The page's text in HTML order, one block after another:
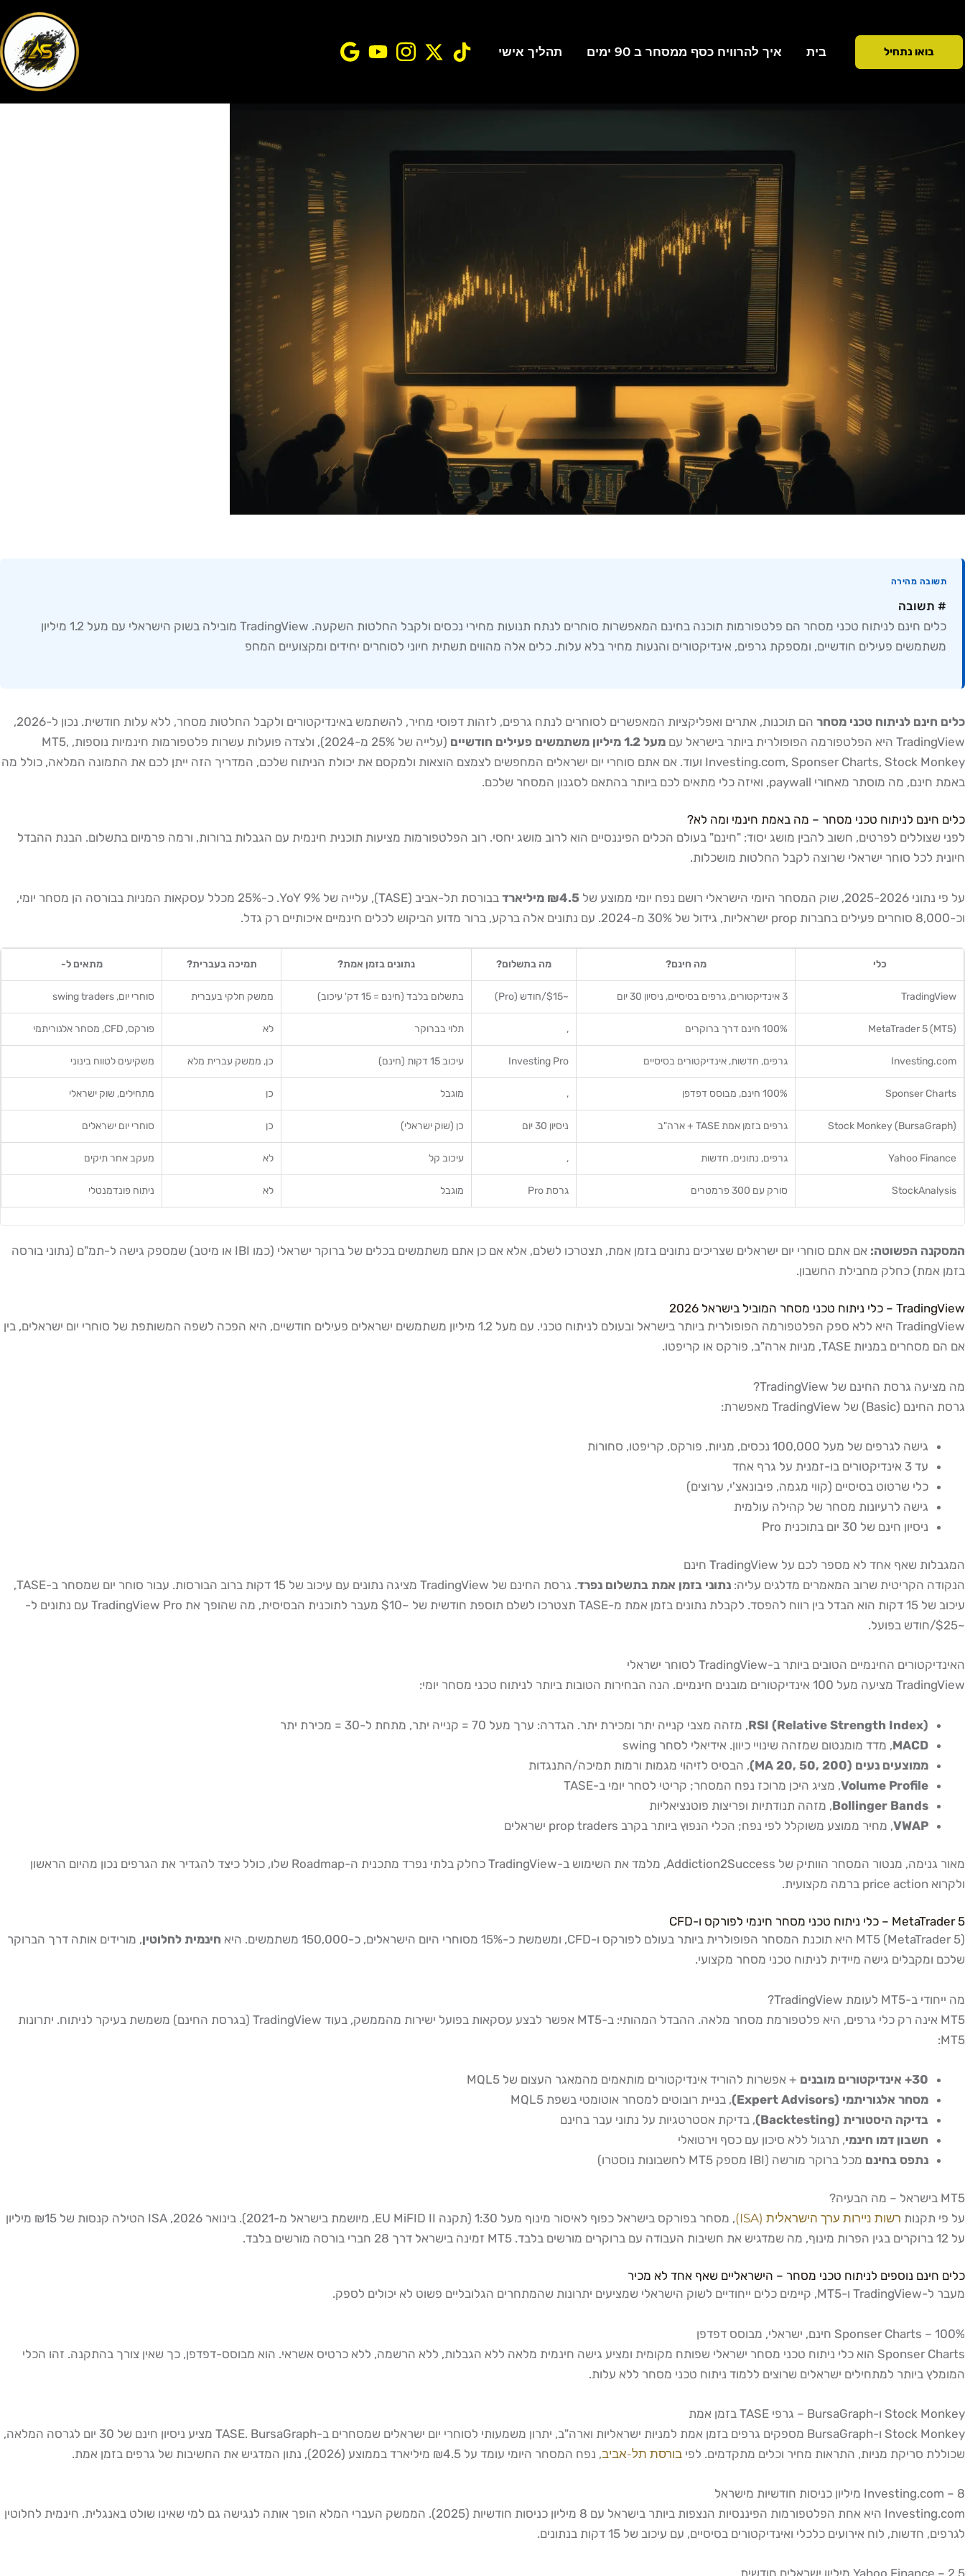
בואו נתחיל בית איך להרוויח כסף ממסחר ב 90 ימים
תהליך אישי
כתיבת תגובה /כלים ופלטפורמות
תשובה מהירה
# תשובה
כלים חינם לניתוח טכני מסחר הם פלטפורמות תוכנה בחינם המאפשרות סוחרים לנתח תנועות מחירי נכסים ולקבל החלטות השקעה. TradingView מובילה בשוק הישראלי עם מעל 1.2 מיליון
משתמשים פעילים חודשיים, ומספקת גרפים, אינדיקטורים והנעות מחיר בלא עלות. כלים אלה מהווים תשתית חיוני לסוחרים יחידים ומקצועיים המחפ
כלים חינם לניתוח טכני מסחר
הם תוכנות, אתרים ואפליקציות המאפשרים לסוחרים לנתח גרפים, לזהות דפוסי מחיר, להשתמש באינדיקטורים ולקבל החלטות מסחר, ללא עלות חודשית. נכון ל-2026,
TradingView היא הפלטפורמה הפופולרית ביותר בישראל עם
מעל 1.2 מיליון משתמשים פעילים חודשיים
(עלייה של 25% מ-2024), ולצדה פועלות עשרות פלטפורמות חינמיות נוספות, MT5,
Investing.com, Sponser Charts, Stock Monkey ועוד. אם אתם סוחרי יום ישראלים המחפשים לצמצם הוצאות ולמקסם את יכולת הניתוח שלכם, המדריך הזה ייתן לכם את התמונה המלאה, כולל מה
באמת חינם, מה מוסתר מאחורי paywall, ואיזה כלי מתאים לכם ביותר בהתאם לסגנון המסחר שלכם.
כלים חינם לניתוח טכני מסחר – מה באמת חינמי ומה לא?
לפני שצוללים לפרטים, חשוב להבין מושג יסוד: "חינם" בעולם הכלים הפיננסיים הוא לרוב מושג יחסי. רוב הפלטפורמות מציעות תוכנית חינמית עם הגבלות ברורות, ורמה פרמיום בתשלום. הבנת ההבדל
חיונית לכל סוחר ישראלי שרוצה לקבל החלטות מושכלות.
על פי נתוני 2025-2026, שוק המסחר היומי הישראלי רושם נפח יומי ממוצע של ₪4.5 מיליארד
בבורסת תל-אביב (TASE), עלייה של 9% YoY. כ-25% מכלל עסקאות המניות בבורסה הן מסחר יומי,
וכ-8,000 סוחרים פעילים בחברות prop ישראליות, גידול של 30% מ-2024. עם נתונים אלה ברקע, ברור מדוע הביקוש לכלים חינמיים איכותיים רק גדל.
כלי מה חינם? מה בתשלום? נתונים בזמן אמת? תמיכה בעברית? מתאים ל-
TradingView 3 אינדיקטורים, גרפים בסיסיים, ניסיון 30 יום ~$15/חודש (Pro) בתשלום בלבד (חינם = 15 דק' עיכוב) ממשק חלקי בעברית סוחרי יום, swing traders
MetaTrader 5 (MT5) 100% חינם דרך ברוקרים , תלוי בברוקר לא פורקס, CFD, מסחר אלגוריתמי
Investing.com גרפים, חדשות, אינדיקטורים בסיסיים Investing Pro עיכוב 15 דקות (חינם) כן, ממשק עברית מלא משקיעים לטווח בינוני
Sponser Charts 100% חינם, מבוסס דפדפן , מוגבל כן מתחילים, שוק ישראלי
Stock Monkey (BursaGraph) גרפים בזמן אמת TASE + ארה"ב ניסיון 30 יום כן (שוק ישראלי) כן סוחרי יום ישראלים
Yahoo Finance גרפים, נתונים, חדשות , עיכוב קל לא מעקב אחר תיקים
StockAnalysis סורק עם 300 פרמטרים גרסת Pro מוגבל לא ניתוח פונדמנטלי
המסקנה הפשוטה:
אם אתם סוחרי יום ישראלים שצריכים נתונים בזמן אמת, תצטרכו לשלם, אלא אם כן אתם משתמשים בכלים של ברוקר ישראלי (כמו IBI או מיטב) שמספק גישה ל-תמ"ם (נתוני בורסה
בזמן אמת) כחלק מחבילת החשבון.
TradingView – כלי ניתוח טכני מסחר המוביל בישראל 2026
TradingView היא ללא ספק הפלטפורמה הפופולרית ביותר בישראל ובעולם לניתוח טכני. עם מעל 1.2 מיליון משתמשים ישראלים פעילים חודשיים, היא הפכה לשפה המשותפת של סוחרי יום ישראלים, בין
אם הם מסחרים במניות TASE, מניות ארה"ב, פורקס או קריפטו.
מה מציעה גרסת החינם של TradingView?
גרסת החינם (Basic) של TradingView מאפשרת:
גישה לגרפים של מעל 100,000 נכסים, מניות, פורקס, קריפטו, סחורות
עד 3 אינדיקטורים בו-זמנית על גרף אחד
כלי שרטוט בסיסיים (קווי מגמה, פיבונאצ'י, ערוצים)
גישה לרעיונות מסחר של קהילה עולמית
ניסיון חינם של 30 יום בתוכנית Pro
המגבלות שאף אחד לא מספר לכם על TradingView חינם
הנקודה הקריטית שרוב המאמרים מדלגים עליה: נתוני בזמן אמת בתשלום נפרד
. גרסת החינם של TradingView מציגה נתונים עם עיכוב של 15 דקות ברוב הבורסות. עבור סוחר יום שמסחר ב-TASE,
עיכוב של 15 דקות הוא הבדל בין רווח להפסד. לקבלת נתונים בזמן אמת מ-TASE תצטרכו לשלם תוספת חודשית של ~$10 מעבר לתוכנית הבסיסית, מה שהופך את TradingView Pro עם נתונים ל-
~$25/חודש בפועל.
האינדיקטורים החינמיים הטובים ביותר ב-TradingView לסוחר ישראלי
TradingView מציעה מעל 100 אינדיקטורים מובנים חינמיים. הנה הבחירות הטובות ביותר לניתוח טכני מסחר יומי:
RSI (Relative Strength Index), מזהה מצבי קנייה יתר ומכירת יתר. הגדרה: ערך מעל 70 = קנייה יתר, מתחת ל-30 = מכירת יתר
MACD, מדד מומנטום שמזהה שינויי כיוון. אידיאלי לסחר swing
ממוצעים נעים (MA 20, 50, 200)
, הבסיס לזיהוי מגמות ורמות תמיכה/התנגדות
Volume Profile, מציג היכן מרוכז נפח המסחר; קריטי לסחר יומי ב-TASE
Bollinger Bands, מזהה תנודתיות ופריצות פוטנציאליות
VWAP, מחיר ממוצע משוקלל לפי נפח; הכלי הנפוץ ביותר בקרב prop traders ישראלים
מאור גנימה, מנטור המסחר הוותיק של Addiction2Success, מלמד את השימוש ב-TradingView כחלק בלתי נפרד מתכנית ה-Roadmap שלו, כולל כיצד להגדיר את הגרפים נכון מהיום הראשון
ולקרוא price action ברמה מקצועית.
MetaTrader 5 – כלי ניתוח טכני מסחר חינמי לפורקס ו-CFD
MT5 (MetaTrader 5) היא תוכנת המסחר הפופולרית ביותר בעולם לפורקס ו-CFD, ומשמשת כ-15% מסוחרי היום הישראלים, כ-150,000 משתמשים. היא
חינמית לחלוטין, מורידים אותה דרך הברוקר
שלכם ומקבלים גישה מיידית לניתוח טכני מסחר מקצועי.
מה ייחודי ב-MT5 לעומת TradingView?
MT5 אינה רק כלי גרפים, היא פלטפורמת מסחר מלאה. ההבדל המהותי: ב-MT5 אפשר לבצע עסקאות בפועל ישירות מהממשק, בעוד TradingView (בגרסת החינם) משמשת בעיקר לניתוח. יתרונות
MT5:
30+ אינדיקטורים מובנים
+ אפשרות להוריד אינדיקטורים מותאמים מהמאגר העצום של MQL5
מסחר אלגוריתמי (Expert Advisors)
, בניית רובוטים למסחר אוטומטי בשפת MQL5
בדיקה היסטורית (Backtesting)
, בדיקת אסטרטגיות על נתוני עבר בחינם
חשבון דמו חינמי, תרגול ללא סיכון עם כסף וירטואלי
נתפס בחינם מכל ברוקר מורשה (IBI מספק MT5 לחשבונות נוסטרו)
MT5 בישראל – מה הבעיה?
על פי תקנות רשות ניירות ערך הישראלית (ISA)
, מסחר בפורקס בישראל כפוף לאיסור מינוף מעל 1:30 (תקנה EU MiFID II, מיושמת בישראל מ-2021). בינואר 2026, ISA הטילה קנסות של ₪15 מיליון
על 12 ברוקרים בגין הפרות מינוף, מה שמדגיש את חשיבות העבודה עם ברוקרים מורשים בלבד. MT5 זמינה בישראל דרך 28 חברי בורסה מורשים בלבד.
כלים חינם נוספים לניתוח טכני מסחר – הישראליים שאף אחד לא מכיר
מעבר ל-TradingView ו-MT5, קיימים כלים ייחודיים לשוק הישראלי שמציעים יתרונות שהמתחרים הגלובליים פשוט לא יכולים לספק.
Sponser Charts – 100% חינם, ישראלי, מבוסס דפדפן
Sponser Charts הוא כלי ניתוח טכני מסחר ישראלי שפותח מקומית ומציע גישה חינמית מלאה ללא הגבלות, ללא הרשמה, ללא כרטיס אשראי. הוא מבוסס-דפדפן, כך שאין צורך בהתקנה. זהו הכלי
המומלץ ביותר למתחילים ישראלים שרוצים ללמוד ניתוח טכני מסחר ללא עלות.
Stock Monkey ו-BursaGraph – גרפי TASE בזמן אמת
Stock Monkey ו-BursaGraph מספקים גרפים בזמן אמת למניות ישראליות וארה"ב, יתרון משמעותי לסוחרי יום ישראלים שמסחרים ב-TASE. BursaGraph מציע ניסיון חינם של 30 יום לגרסה המלאה,
שכוללת סריקת מניות, התראות מחיר וכלים מתקדמים. לפי בורסת תל-אביב, נפח המסחר היומי עומד על ₪4.5 מיליארד בממוצע (2026), נתון המדגיש את החשיבות של גרפים בזמן אמת.
Investing.com – 8 מיליון כניסות חודשיות מישראל
Investing.com היא אחת הפלטפורמות הפיננסיות הנצפות ביותר בישראל עם 8 מיליון כניסות חודשיות (2025). הממשק העברי המלא הופך אותה לנגישה גם למי שאינו שולט באנגלית. חינמית לחלוטין
לגרפים, חדשות, לוח אירועים כלכלי ואינדיקטורים בסיסיים, עם עיכוב של 15 דקות בנתונים.